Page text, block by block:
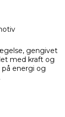
gengivet
med kraft og
energi og